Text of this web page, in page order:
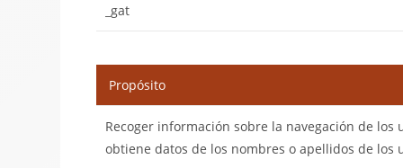
_gat
Propósito
Recoger información sobre la navegación de
obtiene datos de los nombres o apellidos de